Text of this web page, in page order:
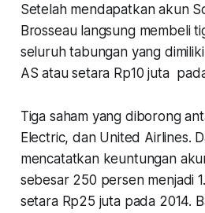
Setelah mendapatkan akun
Brosseau langsung membeli
seluruh tabungan yang
AS atau setara Rp10 juta
Tiga saham yang diborong
Electric, dan United Airlines.
mencatatkan keuntungan
sebesar 250 persen menjadi
setara Rp25 juta pada 2014.